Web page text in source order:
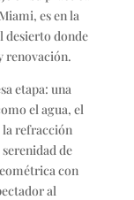
es en la
desierto donde
renovación.
etapa: una
el agua, el
la refracción
de
con
al